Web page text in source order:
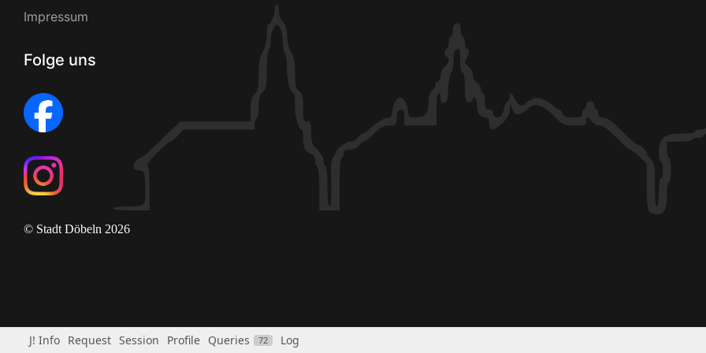
Impressum
Folge uns
© Stadt Döbeln 2026
J! Info Request Session Profile Queries 72 Log